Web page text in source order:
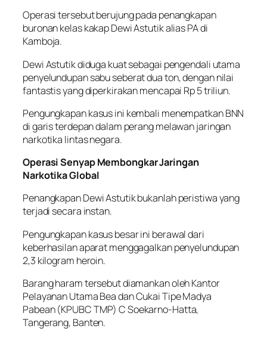
Operasi tersebut berujung pada penangkapan
buronan kelas kakap Dewi Astutik alias PA di
Kamboja.
Dewi Astutik diduga kuat sebagai pengendali utama
penyelundupan sabu seberat dua ton, dengan nilai
fantastis yang diperkirakan mencapai Rp 5 triliun.
Pengungkapan kasus ini kembali menempatkan BNN
di garis terdepan dalam perang melawan jaringan
narkotika lintas negara.
Operasi Senyap Membongkar Jaringan
Narkotika Global
Penangkapan Dewi Astutik bukanlah peristiwa yang
terjadi secara instan.
Pengungkapan kasus besar ini berawal dari
keberhasilan aparat menggagalkan penyelundupan
2,3 kilogram heroin.
Barang haram tersebut diamankan oleh Kantor
Pelayanan Utama Bea dan Cukai Tipe Madya
Pabean (KPUBC TMP) C Soekarno-Hatta,
Tangerang, Banten.